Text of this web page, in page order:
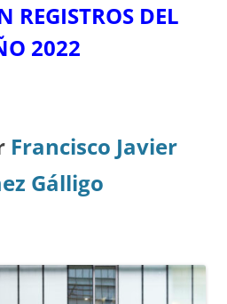
REGISTROS DEL
2022
Francisco Javier
Gálligo